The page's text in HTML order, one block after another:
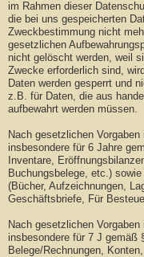
im Rahmen dieser
die bei uns gespeicherten
Zweckbestimmung nicht
gesetzlichen
nicht gelöscht werden, weil
Zwecke erforderlich sind,
Daten werden gesperrt und
z.B. für Daten, die aus
aufbewahrt werden müssen.
Nach gesetzlichen
insbesondere für 6 Jahre
Inventare,
Buchungsbelege, etc.)
(Bücher, Aufzeichnungen,
Geschäftsbriefe, Für
Nach gesetzlichen
insbesondere für 7 J gemäß
Belege/Rechnungen,